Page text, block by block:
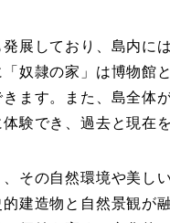
展しており、島内に
奴隷の家」は博物館
ます。また、島全体
験でき、過去と現在
その自然環境や美し
建造物と自然景観が